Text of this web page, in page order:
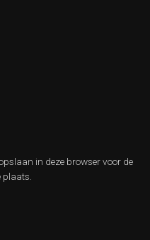
in deze browser voor de
plaats.